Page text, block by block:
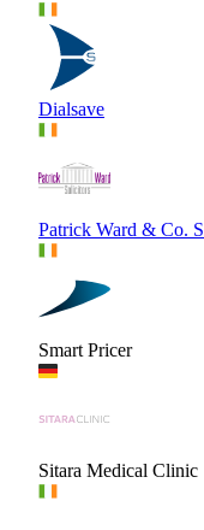
Dialsave
Patrick Ward & Co.
Smart Pricer
Sitara Medical Clinic